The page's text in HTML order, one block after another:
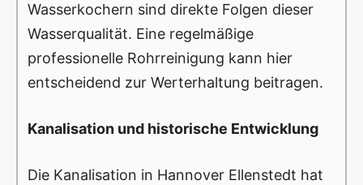
Wasserkochern sind direkte Folgen dieser
Wasserqualität. Eine regelmäßige
professionelle Rohrreinigung kann hier
entscheidend zur Werterhaltung beitragen.
Kanalisation und historische Entwicklung
Die Kanalisation in Hannover Ellenstedt hat